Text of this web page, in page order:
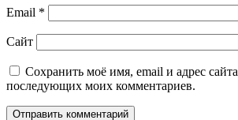
Email *
Сайт
Сохранить моё имя, email и адрес
последующих моих комментариев.